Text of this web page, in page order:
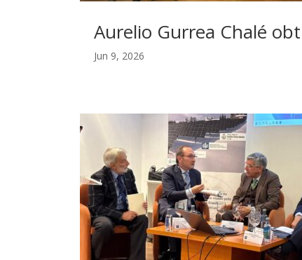
Aurelio Gurrea Chalé
Jun 9, 2026